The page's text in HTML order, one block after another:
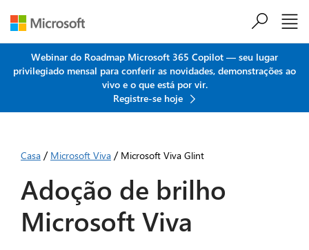
Webinar do Roadmap Microsoft 365 Copilot — seu lugar
privilegiado mensal para conferir as novidades, demonstrações ao
vivo e o que está por vir.
Registre-se hoje
Casa / Microsoft Viva / Microsoft Viva Glint
Adoção de brilho
Microsoft Viva